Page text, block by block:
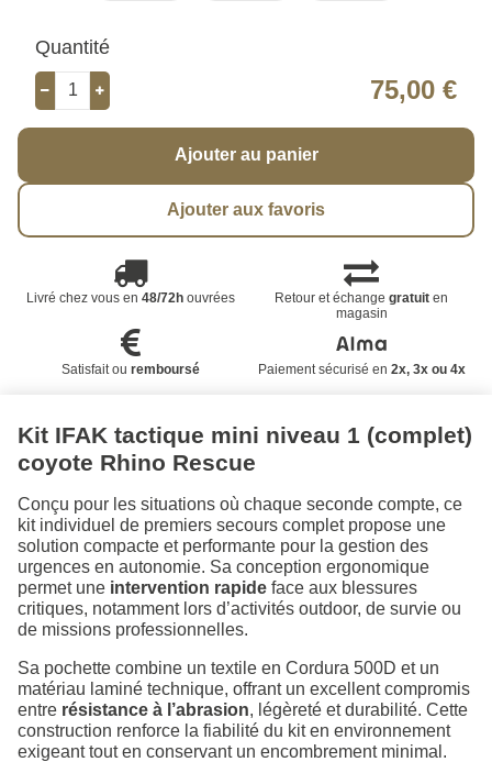
Quantité
75,00 €
Ajouter au panier
Ajouter aux favoris
Livré chez vous en 48/72houvrées Retour et échangegratuit en
magasin
Satisfait ou remboursé Paiement sécurisé en 2x, 3x ou 4x
Kit IFAK tactique mini niveau 1 (complet)
coyote Rhino Rescue
Conçu pour les situations où chaque seconde compte, ce
kit individuel de premiers secours complet propose une
solution compacte et performante pour la gestion des
urgences en autonomie. Sa conception ergonomique
permet une intervention rapide face aux blessures
critiques, notamment lors d’activités outdoor, de survie ou
de missions professionnelles.
Sa pochette combine un textile en Cordura 500D et un
matériau laminé technique, offrant un excellent compromis
entre résistance à l’abrasion, légèreté et durabilité. Cette
construction renforce la fiabilité du kit en environnement
exigeant tout en conservant un encombrement minimal.